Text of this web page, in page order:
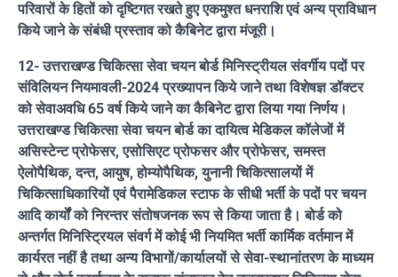
परिवारों के हितों को दृष्टिगत रखते हुए एकमुश्त धनराशि एवं अन्य प्राविधान
किये जाने के संबंधी प्रस्ताव को कैबिनेट द्वारा मंजूरी।
12- उत्तराखण्ड चिकित्सा सेवा चयन बोर्ड मिनिस्ट्रीयल संवर्गीय पदों पर
संविलियन नियमावली-2024 प्रख्यापन किये जाने तथा विशेषज्ञ डॉक्टर
को सेवाअवधि 65 वर्ष किये जाने का कैबिनेट द्वारा लिया गया निर्णय।
उत्तराखण्ड चिकित्सा सेवा चयन बोर्ड का दायित्व मेडिकल कॉलेजों में
असिस्टेन्ट प्रोफेसर, एसोसिएट प्रोफसर और प्रोफेसर, समस्त
ऐलोपैथिक, दन्त, आयुष, होम्योपैथिक, युनानी चिकित्सालयों में
चिकित्साधिकारियों एवं पैरामेडिकल स्टाफ के सीधी भर्ती के पदों पर चयन
आदि कार्यों को निरन्तर संतोषजनक रूप से किया जाता है। बोर्ड को
अन्तर्गत मिनिस्ट्रियल संवर्ग में कोई भी नियमित भर्ती कार्मिक वर्तमान में
कार्यरत नहीं है तथा अन्य विभागों/कार्यालयों से सेवा-स्थानांतरण के माध्यम